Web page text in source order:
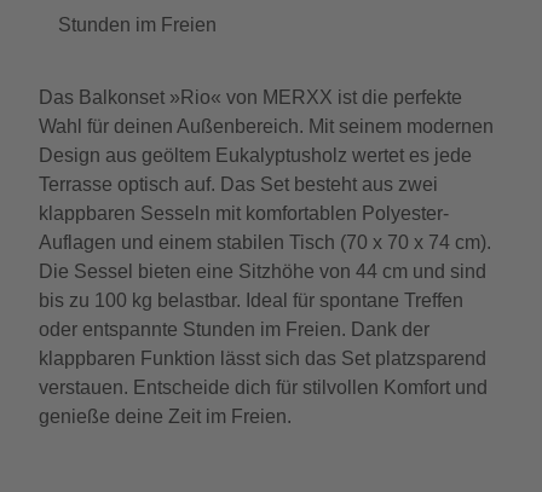
Stunden im Freien
Das Balkonset »Rio« von MERXX ist die perfekte
Wahl für deinen Außenbereich. Mit seinem modernen
Design aus geöltem Eukalyptusholz wertet es jede
Terrasse optisch auf. Das Set besteht aus zwei
klappbaren Sesseln mit komfortablen Polyester-
Auflagen und einem stabilen Tisch (70 x 70 x 74 cm).
Die Sessel bieten eine Sitzhöhe von 44 cm und sind
bis zu 100 kg belastbar. Ideal für spontane Treffen
oder entspannte Stunden im Freien. Dank der
klappbaren Funktion lässt sich das Set platzsparend
verstauen. Entscheide dich für stilvollen Komfort und
genieße deine Zeit im Freien.